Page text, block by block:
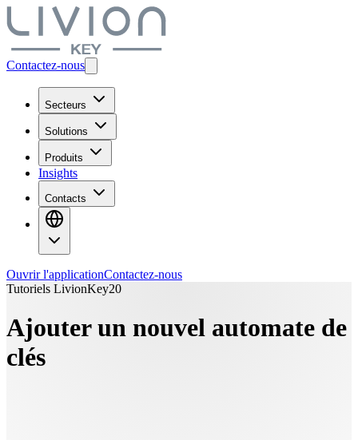
Contactez-nous
Secteurs
Solutions
Produits
Insights
Contacts
Ouvrir l'applicationContactez-nous
Tutoriels LivionKey20
Ajouter un nouvel automate de
clés